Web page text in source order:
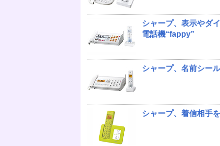
シャープ、表示やダ
電話機“fappy”
シャープ、名前シー
シャープ、着信相手